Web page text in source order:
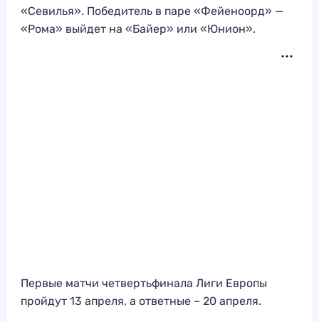
«Севилья». Победитель в паре «Фейеноорд» —
«Рома» выйдет на «Байер» или «Юнион».
Первые матчи четвертьфинала Лиги Европы
пройдут 13 апреля, а ответные – 20 апреля.